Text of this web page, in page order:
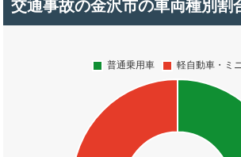
交通事故の金沢市の車両種別割